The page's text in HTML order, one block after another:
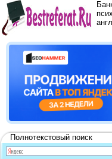
Полнотекстовый поиск